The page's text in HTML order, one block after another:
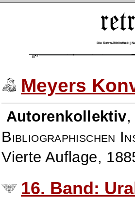
Die Retro-Bibliothek |
Meyers
Autorenkollektiv
Bibliographischen
Vierte Auflage,
16. Band: